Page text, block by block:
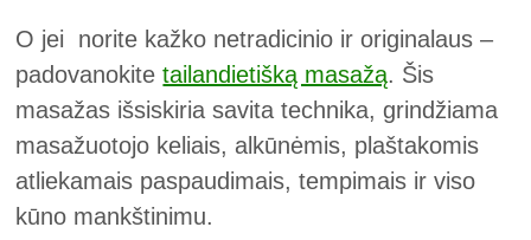
O jei norite kažko netradicinio ir originalaus –
padovanokitetailandietišką masažą. Šis
masažas išsiskiria savita technika, grindžiama
masažuotojo keliais, alkūnėmis, plaštakomis
atliekamais paspaudimais, tempimais ir viso
kūno mankštinimu.